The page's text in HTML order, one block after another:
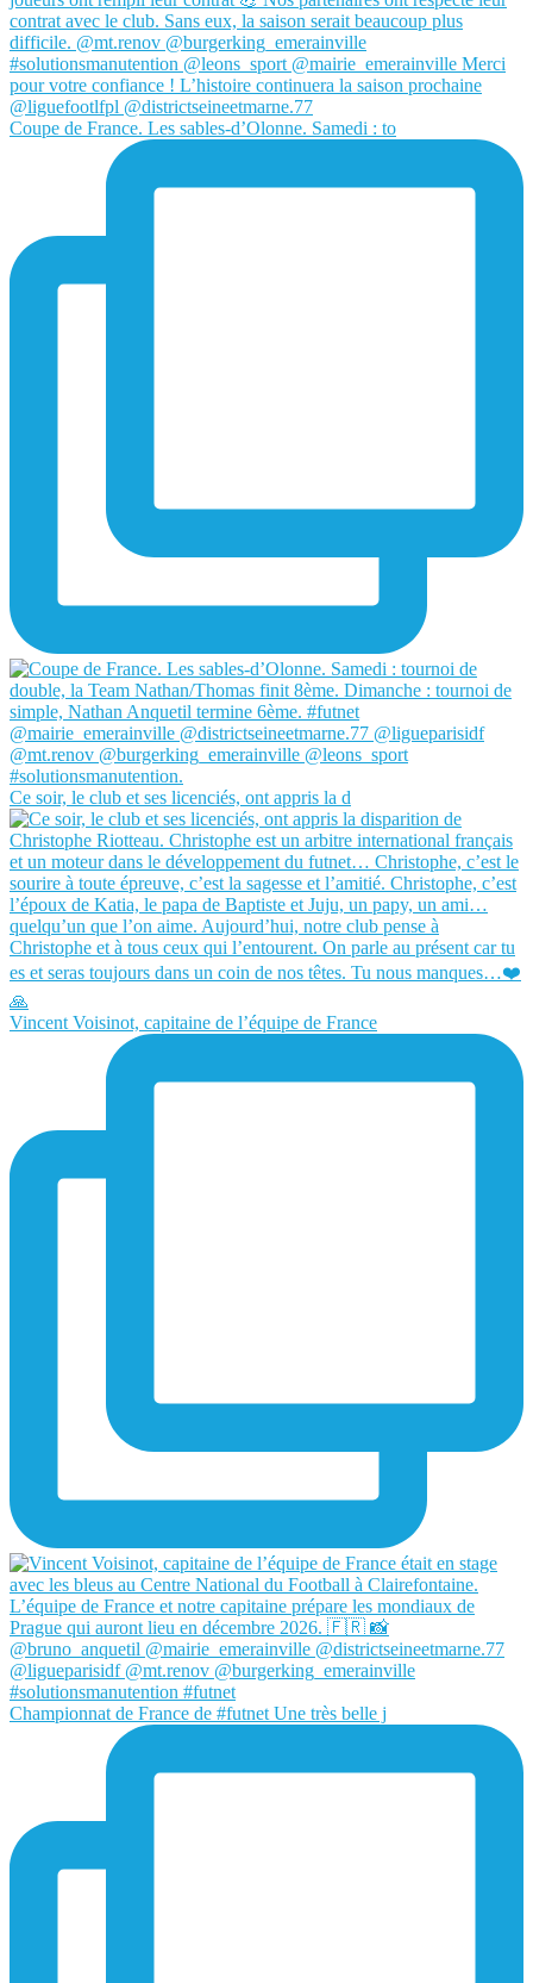
Coupe de France. Les sables-d’Olonne. Samedi : to
Ce soir, le club et ses licenciés, ont appris la d
Vincent Voisinot, capitaine de l’équipe de France
Championnat de France de #futnet Une très belle j